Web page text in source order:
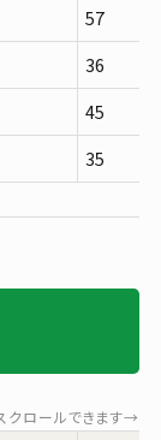
57
36
45
35
ロールできます→